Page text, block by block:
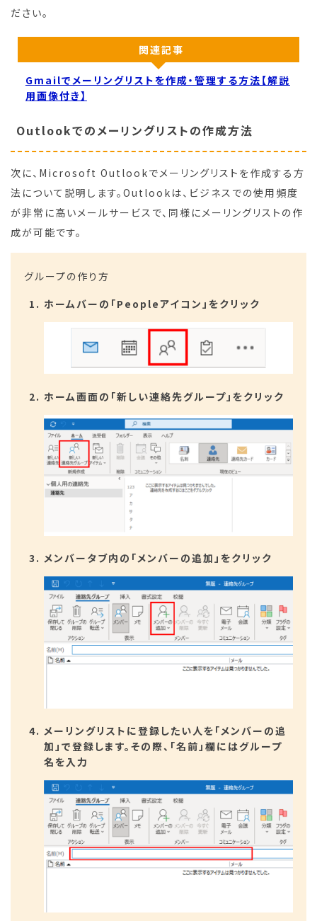
ださい。
関連記事
Gmailでメーリングリストを作成・管理する方法【解説
用画像付き】
Outlookでのメーリングリストの作成方法
次に、Microsoft Outlookでメーリングリストを作成する方
法について説明します。Outlookは、ビジネスでの使用頻度
が非常に高いメールサービスで、同様にメーリングリストの作
成が可能です。
グループの作り方
ホームバーの「Peopleアイコン」をクリック
ホーム画面の「新しい連絡先グループ」をクリック
メンバータブ内の「メンバーの追加」をクリック
メーリングリストに登録したい人を「メンバーの追
加」で登録します。その際、「名前」欄にはグループ
名を入力